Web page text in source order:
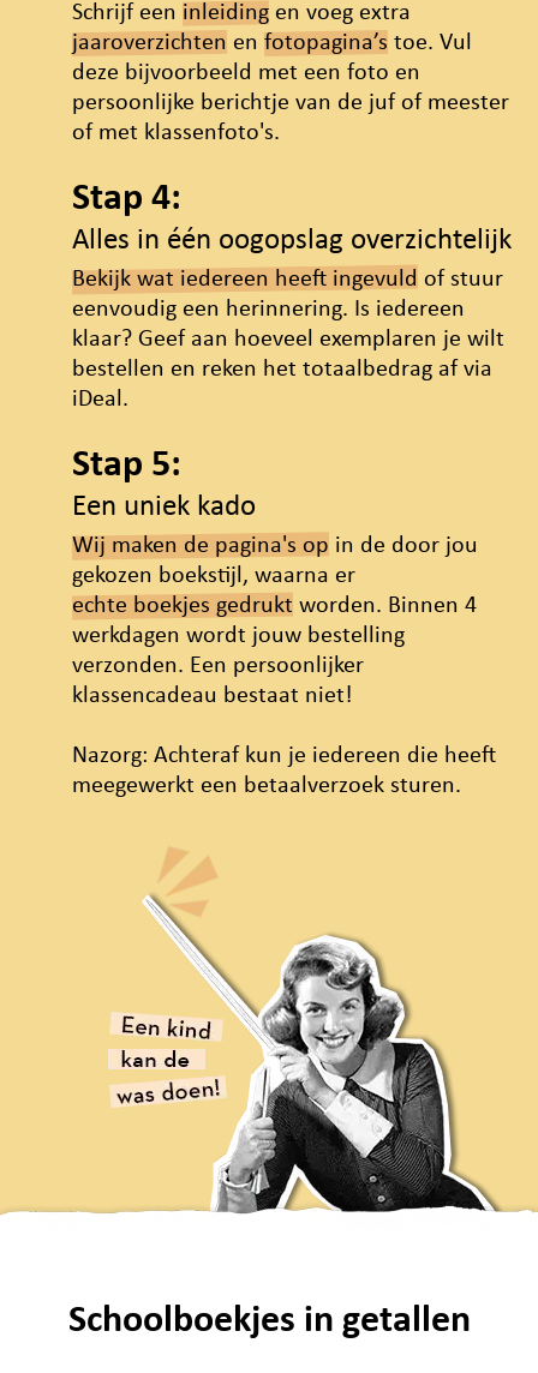
Schrijf een inleiding en voeg extra
jaaroverzichten en fotopagina’s toe. Vul
deze bijvoorbeeld met een foto en
persoonlijke berichtje van de juf of meester
of met klassenfoto's.
Stap 4:
Alles in één oogopslag overzichtelijk
Bekijk wat iedereen heeft ingevuld of stuur
eenvoudig een herinnering. Is iedereen
klaar? Geef aan hoeveel exemplaren je wilt
bestellen en reken het totaalbedrag af via
iDeal.
Stap 5:
Een uniek kado
Wij maken de pagina's op in de door jou
gekozen boekstijl, waarna er
echte boekjes gedrukt worden. Binnen 4
werkdagen wordt jouw bestelling
verzonden. Een persoonlijker
klassencadeau bestaat niet!
Nazorg: Achteraf kun je iedereen die heeft
meegewerkt een betaalverzoek sturen.
Schoolboekjes in getallen